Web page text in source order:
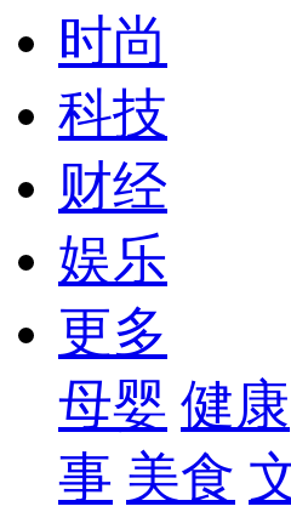
时尚
科技
财经
娱乐
更多
母婴 健康
事 美食